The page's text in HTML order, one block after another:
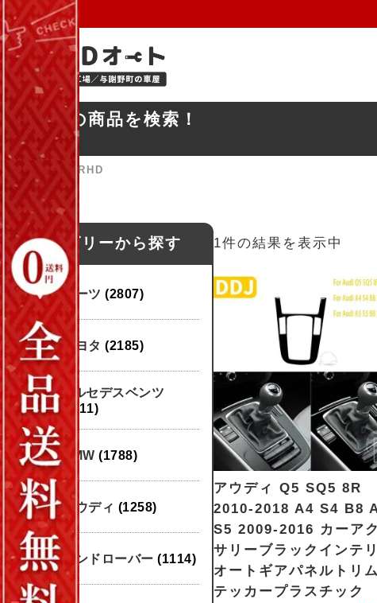
お探しの商品を検索！
ホーム » D-1 RHD
カテゴリーから探す
パーツ (2807)
トヨタ (2185)
メルセデスベンツ
(1911)
BMW (1788)
アウディ (1258)
ランドローバー (1114)
1件の結果を表示中
アウディ Q5 SQ5 8R
2010-2018 A4 S4 B8
S5 2009-2016 カーア
サリーブラックインテ
オートギアパネルトリ
テッカープラスチック